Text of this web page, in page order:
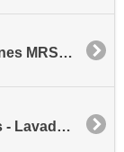
La prevención de infecciones MRSA - Comunidad
Prevención de infecciones - Lavado de manos